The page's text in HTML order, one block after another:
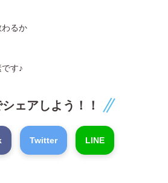
るか
す♪
ェアしよう！！
Twitter LINE